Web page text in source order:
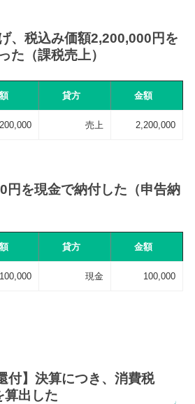
、税込み価額2,200,000円を
た（課税売上）
貸方 金額
売上 2,200,000
円を現金で納付した（申告納
貸方 金額
100,000 現金 100,000
付】決算につき、消費税
算出した